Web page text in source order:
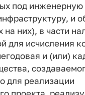
под инженерную
и
них), в части
для исчисления
и (или)
для реализации